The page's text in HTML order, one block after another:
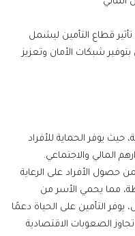
تأثير قطاع التأمين ليشمل
شبكات الأمان وتعزيز
حيث يوفر الحماية للأفراد
المالي والاجتماعي.
حصول الأفراد على الرعاية
مما يحمي الأسر من
يوفر التأمين على الحياة دعمًا
الصعوبات الاقتصادية